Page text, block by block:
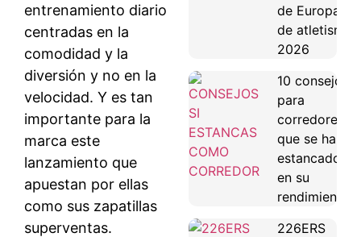
entrenamiento diario
centradas en la
comodidad y la
diversión y no en la
velocidad. Y es tan
importante para la
marca este
lanzamiento que
apuestan por ellas
como sus zapatillas
superventas.
de Europa
de atletismo
2026
10 consejos
para
corredores
que se han
estancado
en su
rendimiento
226ERS